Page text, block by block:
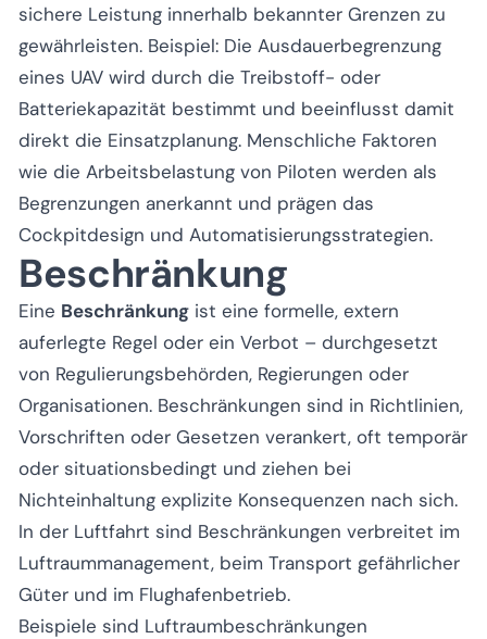
sichere Leistung innerhalb bekannter Grenzen zu
gewährleisten. Beispiel: Die Ausdauerbegrenzung
eines UAV wird durch die Treibstoff- oder
Batteriekapazität bestimmt und beeinflusst damit
direkt die Einsatzplanung. Menschliche Faktoren
wie die Arbeitsbelastung von Piloten werden als
Begrenzungen anerkannt und prägen das
Cockpitdesign und Automatisierungsstrategien.
Beschränkung
Eine Beschränkung ist eine formelle, extern
auferlegte Regel oder ein Verbot – durchgesetzt
von Regulierungsbehörden, Regierungen oder
Organisationen. Beschränkungen sind in Richtlinien,
Vorschriften oder Gesetzen verankert, oft temporär
oder situationsbedingt und ziehen bei
Nichteinhaltung explizite Konsequenzen nach sich.
In der Luftfahrt sind Beschränkungen verbreitet im
Luftraummanagement, beim Transport gefährlicher
Güter und im Flughafenbetrieb.
Beispiele sind Luftraumbeschränkungen